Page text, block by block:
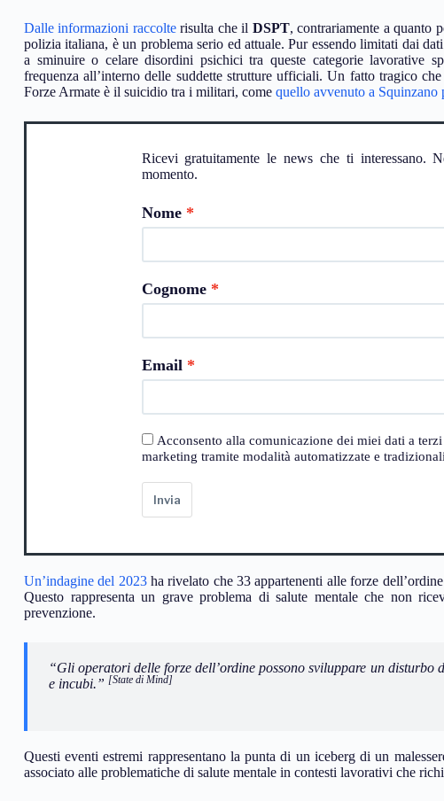
Dalle informazioni raccolterisulta che il DSPT, contrariamente a quanto
polizia italiana, è un problema serio ed attuale. Pur essendo limitati dai
a sminuire o celare disordini psichici tra queste categorie lavorative
frequenza all’interno delle suddette strutture ufficiali. Un fatto tragico
Forze Armate è il suicidio tra i militari, come quello avvenuto a Squinzano
Ricevi gratuitamente le news che ti interessano.
momento.
Nome
Cognome
Email
Acconsento alla comunicazione dei miei dati a
marketing tramite modalità automatizzate e
Invia
Un’indagine del 2023ha rivelato che 33 appartenenti alle forze
Questo rappresenta un grave problema di salute mentale che non
prevenzione.
“Gli operatori delle forze dell’ordine possono sviluppare un disturbo
e incubi.” [State di Mind]
Questi eventi estremi rappresentano la punta di un iceberg di un
associato alle problematiche di salute mentale in contesti lavorativi che